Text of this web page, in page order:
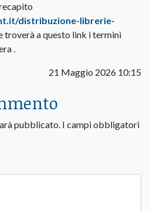
distribuzione-librerie-
troverà a questo link i termini
.
21 Maggio 2026 10:15
pubblicato. I campi obbligatori